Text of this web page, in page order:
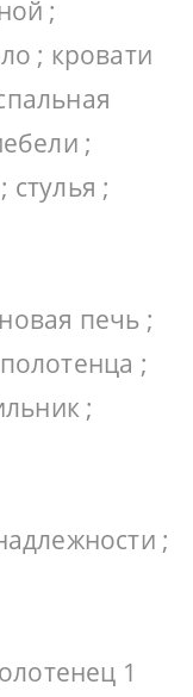
;
; кровати
;
;
печь ;
;
;
;
1